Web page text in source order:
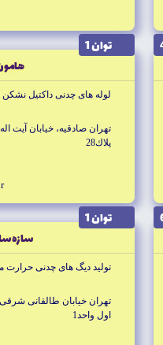
توان 1
لوله هاى چدنى داكتيل نشكن از قطر80 ميليمتر
تهران صادقيه، خيابان آيت
پلاك28
توان 1
سازه
توليد ديگ هاى چدنى حرارت
اول واحد1